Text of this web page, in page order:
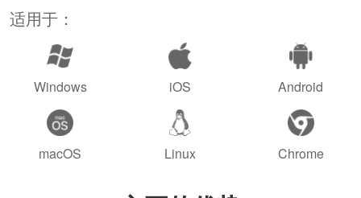
适用于：
Windows iOS Android
macOS Linux Chrome